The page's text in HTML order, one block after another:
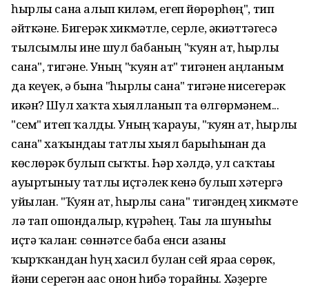
һырлы сана алып киләм, егеп йөрөрһөң", тип
әйткәне. Бигерәк хикмәтле, серле, әкиәттәгесә
тылсымлы ине шул бабаның "ҡуян ат, һырлы
сана", тигәне. Уның "ҡуян ат" тигәнен аңланым
да кеүек, ә бына "һырлы сана" тигәне нисегерәк
икән? Шул хаҡта хыялланып та өлгөрмәнем...
"сем" итеп ҡалды. Уның ҡарауы, "ҡуян ат, һырлы
сана" хаҡындағы татлы хыял барыһынан да
көслөрәк булып сыҡты. Һәр хәлдә, ул саҡтағы
ауыртыныу татлы иҫтәлек кенә булып хәтергә
уйылған. "Ҡуян ат, һырлы сана" тигәндең хикмәте
лә тап ошондалыр, күрәһең. Тағы ла шуныһы
иҫтә ҡалған: сөннәтсе баба енси ағзаны
ҡырҡҡандан һуң хасил булған сей яраға сөрөк,
йәғни серегән ағас онон һибә торғайны. Хәҙерге